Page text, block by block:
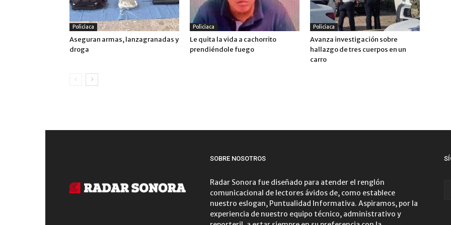
Policiaca
Aseguran armas, lanzagranadas y
droga
Policiaca
Le quita la vida a cachorrito
prendiéndole fuego
Policiaca
Avanza investigación sobre
hallazgo de tres cuerpos en un
carro
SOBRE NOSOTROS
Radar Sonora fue diseñado para atender el renglón
comunicacional de lectores ávidos de, como establece
nuestro eslogan, Puntualidad Informativa. Aspiramos, por la
experiencia de nuestro equipo técnico, administrativo y